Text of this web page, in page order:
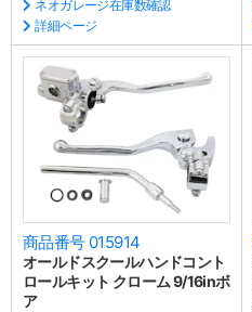
ネオガレージ在庫数確認
詳細ページ
商品番号 015914
オールドスクールハンドコント
ロールキット クローム 9/16inボ
ア